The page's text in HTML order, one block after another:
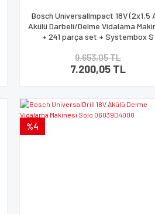
Bosch UniversalImpact 18V (2x1,5
Akülü Darbeli/Delme Vidalama
+ 241 parça set + Systembox S
9.653,05 TL
7.200,05 TL
%4